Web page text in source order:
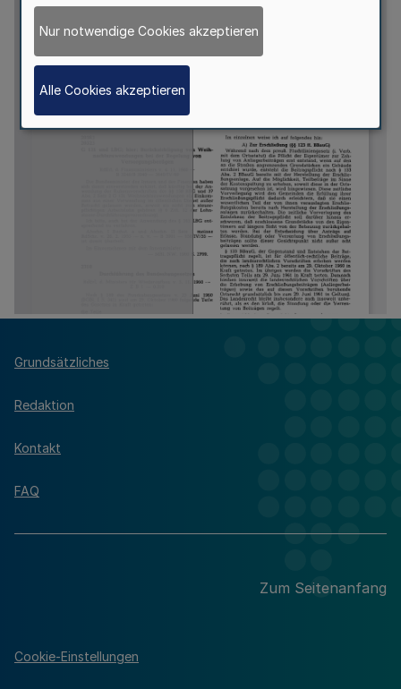
Grundsätzliches
Redaktion
Kontakt
FAQ
Zum Seitenanfang
Cookie-Einstellungen
Nur notwendige Cookies akzeptieren
Alle Cookies akzeptieren